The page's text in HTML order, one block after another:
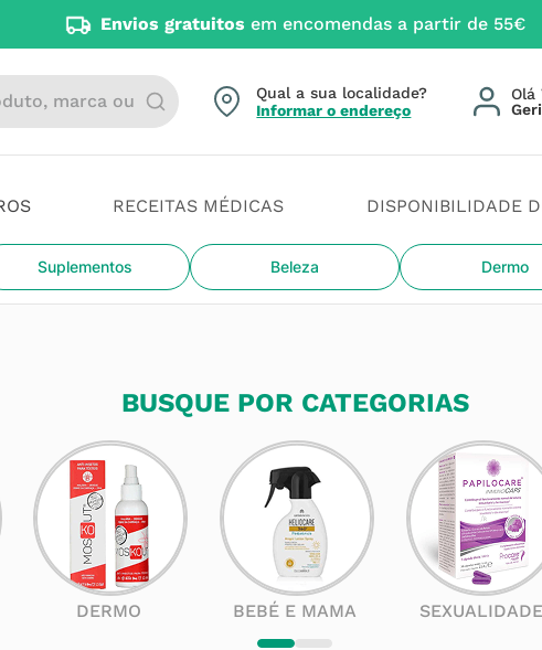
Envios gratuitos em encomendas a partir de 55€
marca ou categoria
RECEITAS MÉDICAS DISPONIBILIDADE
Suplementos Beleza Dermo
Qual a sua localidade?
Informar o endereço
Olá
BUSQUE POR CATEGORIAS
DERMO BEBÉ E MAMA SEXUALIDADE